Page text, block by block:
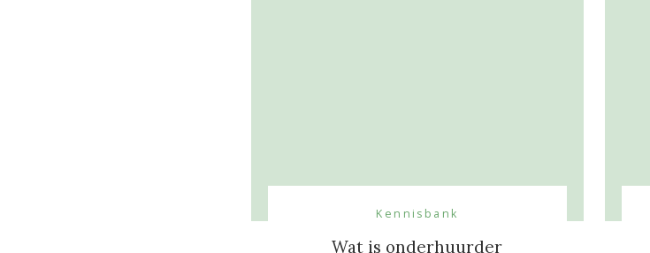
Kennisbank
Wat is onderhuurder